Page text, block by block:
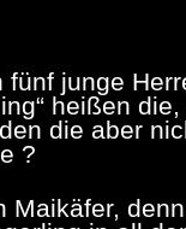
fünf junge
heißen
die aber
?
Maikäfer,